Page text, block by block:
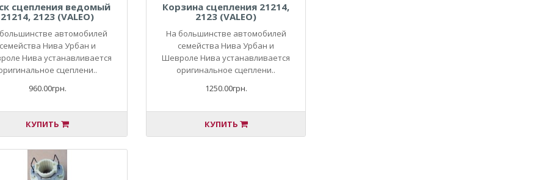
сцепления ведомый
21214, 2123 (VALEO)
автомобилей
семейства Нива Урбан и
Нива устанавливается
сцеплени..
960.00грн.
КУПИТЬ
Корзина сцепления 21214,
2123 (VALEO)
На большинстве автомобилей
семейства Нива Урбан и
Шевроле Нива устанавливается
оригинальное сцеплени..
1250.00грн.
КУПИТЬ